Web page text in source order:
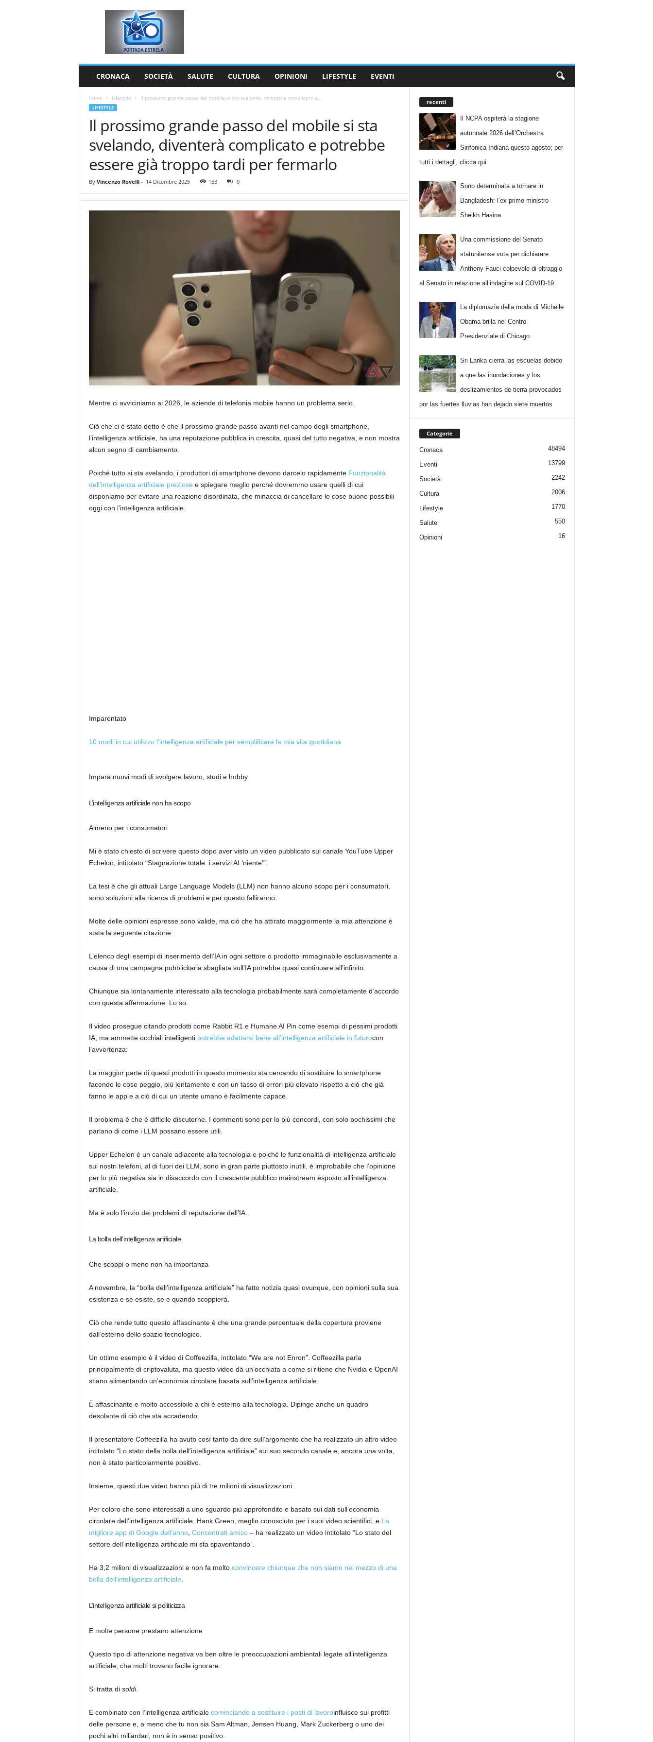
CRONACA SOCIETÀ SALUTE CULTURA OPINIONI LIFESTYLE EVENTI
Home Lifestyle Il prossimo grande passo del mobile si sta svelando, diventerà complicato e...
LIFESTYLE
Il prossimo grande passo del mobile si sta
svelando, diventerà complicato e potrebbe
essere già troppo tardi per fermarlo
By Vincenzo Rovelli- 14 Dicembre 2025 153 0
Mentre ci avviciniamo al 2026, le aziende di telefonia mobile hanno un problema serio.
Ciò che ci è stato detto è che il prossimo grande passo avanti nel campo degli smartphone,
l’intelligenza artificiale, ha una reputazione pubblica in crescita, quasi del tutto negativa, e non mostra
alcun segno di cambiamento.
Poiché tutto si sta svelando, i produttori di smartphone devono darcelo rapidamente Funzionalità
dell’intelligenza artificiale preziose e spiegare meglio perché dovremmo usare quelli di cui
disponiamo per evitare una reazione disordinata, che minaccia di cancellare le cose buone possibili
oggi con l’intelligenza artificiale.
Imparentato
10 modi in cui utilizzo l’intelligenza artificiale per semplificare la mia vita quotidiana
Impara nuovi modi di svolgere lavoro, studi e hobby
L’intelligenza artificiale non ha scopo
Almeno per i consumatori
Mi è stato chiesto di scrivere questo dopo aver visto un video pubblicato sul canale YouTube Upper
Echelon, intitolato “Stagnazione totale: i servizi AI ‘niente'”.
La tesi è che gli attuali Large Language Models (LLM) non hanno alcuno scopo per i consumatori,
sono soluzioni alla ricerca di problemi e per questo falliranno.
Molte delle opinioni espresse sono valide, ma ciò che ha attirato maggiormente la mia attenzione è
stata la seguente citazione:
L’elenco degli esempi di inserimento dell’IA in ogni settore o prodotto immaginabile esclusivamente a
causa di una campagna pubblicitaria sbagliata sull’IA potrebbe quasi continuare all’infinito.
Chiunque sia lontanamente interessato alla tecnologia probabilmente sarà completamente d’accordo
con questa affermazione. Lo so.
Il video prosegue citando prodotti come Rabbit R1 e Humane AI Pin come esempi di pessimi prodotti
IA, ma ammette occhiali intelligenti potrebbe adattarsi bene all’intelligenza artificiale in futurocon
l’avvertenza:
La maggior parte di questi prodotti in questo momento sta cercando di sostituire lo smartphone
facendo le cose peggio, più lentamente e con un tasso di errori più elevato rispetto a ciò che già
fanno le app e a ciò di cui un utente umano è facilmente capace.
Il problema è che è difficile discuterne. I commenti sono per lo più concordi, con solo pochissimi che
parlano di come i LLM possano essere utili.
Upper Echelon è un canale adiacente alla tecnologia e poiché le funzionalità di intelligenza artificiale
sui nostri telefoni, al di fuori dei LLM, sono in gran parte piuttosto inutili, è improbabile che l’opinione
per lo più negativa sia in disaccordo con il crescente pubblico mainstream esposto all’intelligenza
artificiale.
Ma è solo l’inizio dei problemi di reputazione dell’IA.
La bolla dell’intelligenza artificiale
Che scoppi o meno non ha importanza
A novembre, la “bolla dell’intelligenza artificiale” ha fatto notizia quasi ovunque, con opinioni sulla sua
esistenza e se esiste, se e quando scoppierà.
Ciò che rende tutto questo affascinante è che una grande percentuale della copertura proviene
dall’esterno dello spazio tecnologico.
Un ottimo esempio è il video di Coffeezilla, intitolato “We are not Enron”. Coffeezilla parla
principalmente di criptovaluta, ma questo video dà un’occhiata a come si ritiene che Nvidia e OpenAI
stiano alimentando un’economia circolare basata sull’intelligenza artificiale.
È affascinante e molto accessibile a chi è esterno alla tecnologia. Dipinge anche un quadro
desolante di ciò che sta accadendo.
Il presentatore Coffeezilla ha avuto così tanto da dire sull’argomento che ha realizzato un altro video
intitolato “Lo stato della bolla dell’intelligenza artificiale” sul suo secondo canale e, ancora una volta,
non è stato particolarmente positivo.
Insieme, questi due video hanno più di tre milioni di visualizzazioni.
Per coloro che sono interessati a uno sguardo più approfondito e basato sui dati sull’economia
circolare dell’intelligenza artificiale, Hank Green, meglio conosciuto per i suoi video scientifici, e La
migliore app di Google dell’anno, Concentrati amico– ha realizzato un video intitolato “Lo stato del
settore dell’intelligenza artificiale mi sta spaventando”.
Ha 3,2 milioni di visualizzazioni e non fa molto convincere chiunque che non siamo nel mezzo di una
bolla dell’intelligenza artificiale.
L’intelligenza artificiale si politicizza
E molte persone prestano attenzione
Questo tipo di attenzione negativa va ben oltre le preoccupazioni ambientali legate all’intelligenza
artificiale, che molti trovano facile ignorare.
Si tratta di soldi.
E combinato con l’intelligenza artificiale cominciando a sostituire i posti di lavoroinfluisce sui profitti
delle persone e, a meno che tu non sia Sam Altman, Jensen Huang, Mark Zuckerberg o uno dei
pochi altri miliardari, non è in senso positivo.
recenti
Il NCPA ospiterà la stagione
autunnale 2026 dell’Orchestra
Sinfonica Indiana questo agosto; per
tutti i dettagli, clicca qui
Sono determinata a tornare in
Bangladesh: l’ex primo ministro
Sheikh Hasina
Una commissione del Senato
statunitense vota per dichiarare
Anthony Fauci colpevole di oltraggio
al Senato in relazione all’indagine sul COVID-19
La diplomazia della moda di Michelle
Obama brilla nel Centro
Presidenziale di Chicago
Sri Lanka cierra las escuelas debido
a que las inundaciones y los
deslizamientos de tierra provocados
por las fuertes lluvias han dejado siete muertos
Categorie
Cronaca 48494
Eventi 13799
Società 2242
Cultura 2006
Lifestyle 1770
Salute 550
Opinioni 16